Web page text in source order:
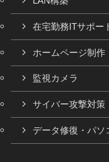
在宅勤務ITサポー
ホームページ制作
監視カメラ
サイバー攻撃対策
データ修復・パソ